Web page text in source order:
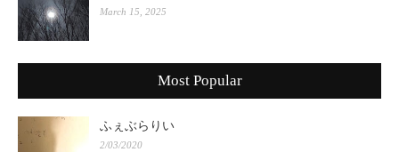
March 15, 2025
Most Popular
ふぇぶらりい
2/03/2020